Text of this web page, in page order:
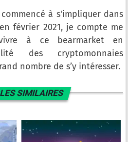
à s'impliquer dans
février 2021, je compte me
à ce bearmarket en
des cryptomonnaies
nombre de s’y intéresser.
SIMILAIRES